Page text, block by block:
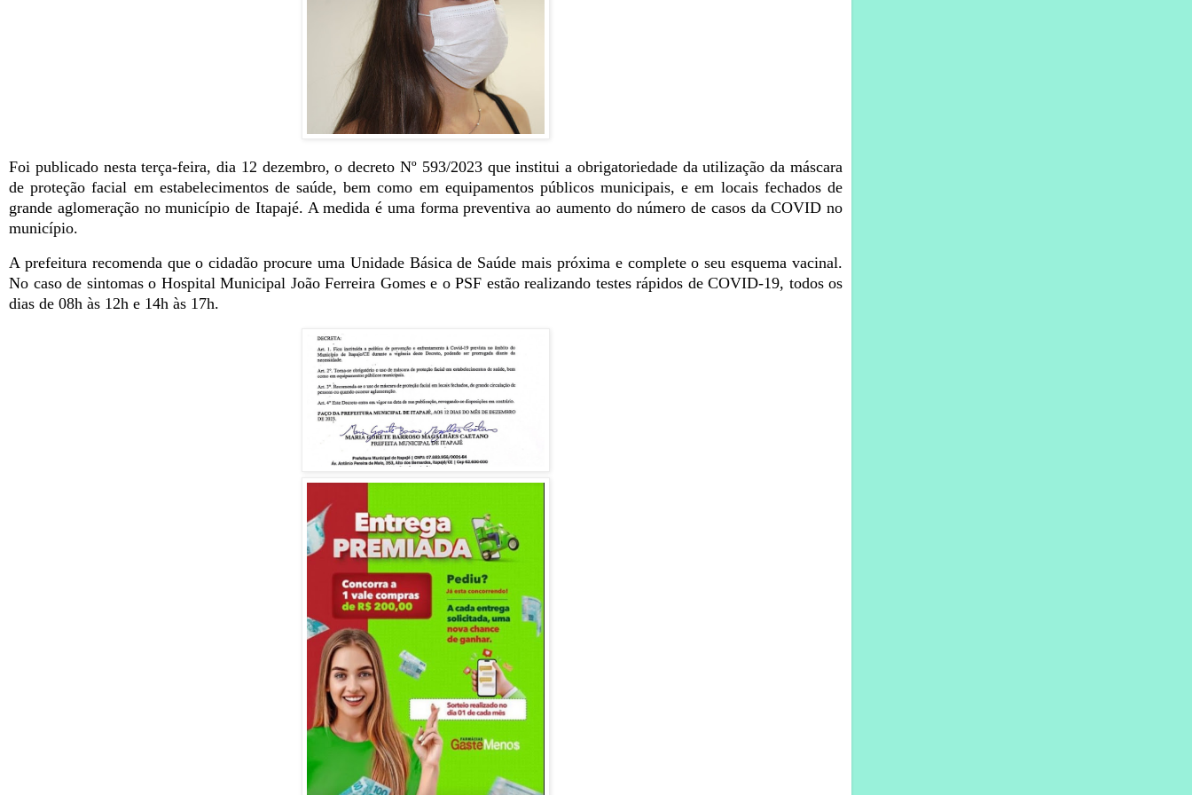
Foi publicado nesta terça-feira, dia 12 dezembro, o decreto Nº 593/2023 que institui a obrigatoriedade da utilização da máscara
de proteção facial em estabelecimentos de saúde, bem como em equipamentos públicos municipais, e em locais fechados de
grande aglomeração no município de Itapajé. A medida é uma forma preventiva ao aumento do número de casos da COVID no
município.
A prefeitura recomenda que o cidadãoprocure uma Unidade Básica de Saúde mais próxima e complete o seu esquema vacinal.
No caso de sintomas o Hospital Municipal João Ferreira Gomes e o PSF estão realizando testes rápidos de COVID-19, todos os
dias de 08h às 12h e 14h às 17h.